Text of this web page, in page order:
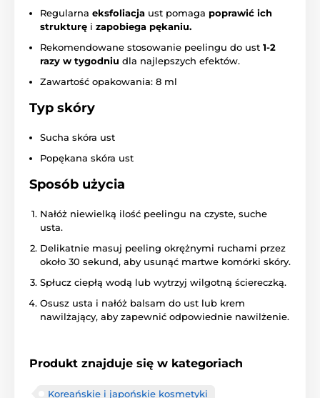
Regularna eksfoliacja ust pomaga poprawić ich
strukturę i zapobiega pękaniu.
Rekomendowane stosowanie peelingu do ust 1-2
razy w tygodniu dla najlepszych efektów.
Zawartość opakowania: 8 ml
Typ skóry
Sucha skóra ust
Popękana skóra ust
Sposób użycia
Nałóż niewielką ilość peelingu na czyste, suche
usta.
Delikatnie masuj peeling okrężnymi ruchami przez
około 30 sekund, aby usunąć martwe komórki skóry.
Spłucz ciepłą wodą lub wytrzyj wilgotną ściereczką.
Osusz usta i nałóż balsam do ust lub krem
nawilżający, aby zapewnić odpowiednie nawilżenie.
Produkt znajduje się w kategoriach
Koreańskie i japońskie kosmetyki